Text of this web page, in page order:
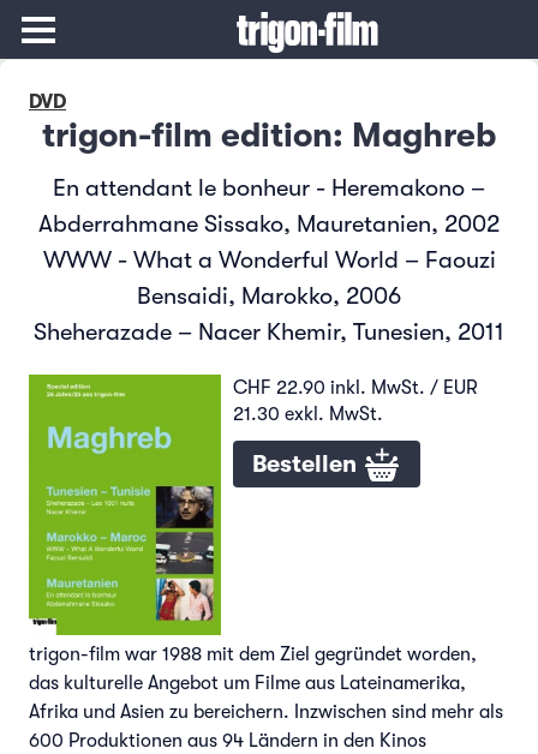
DVD
trigon-film edition: Maghreb
En attendant le bonheur - Heremakono –
Abderrahmane Sissako, Mauretanien, 2002
WWW - What a Wonderful World – Faouzi
Bensaidi, Marokko, 2006
Sheherazade – Nacer Khemir, Tunesien, 2011
CHF 22.90 inkl. MwSt. / EUR
21.30 exkl. MwSt.
Bestellen
trigon-film war 1988 mit dem Ziel gegründet worden,
das kulturelle Angebot um Filme aus Lateinamerika,
Afrika und Asien zu bereichern. Inzwischen sind mehr als
600 Produktionen aus 94 Ländern in den Kinos